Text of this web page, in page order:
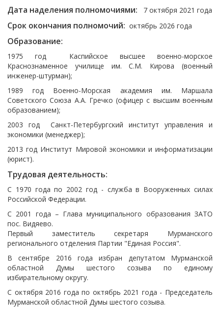
Дата наделения полномочиями: 7 октября 2021 года
Срок окончания полномочий: октябрь 2026 года
Образование:
1975 год Каспийское высшее военно-морское
Краснознаменное училище им. С.М. Кирова (военный
инженер-штурман);
1989 год Военно-Морская академия им. Маршала
Советского Союза А.А. Гречко (офицер с высшим военным
образованием);
2003 год Санкт-Петербургский институт управления и
экономики (менеджер);
2013 год Институт Мировой экономики и информатизации
(юрист).
Трудовая деятельность:
С 1970 года по 2002 год - служба в Вооруженных силах
Российской Федерации.
С 2001 года – Глава муниципального образования ЗАТО
пос. Видяево.
Первый заместитель секретаря Мурманского
регионального отделения Партии "Единая Россия".
В сентябре 2016 года избран депутатом Мурманской
областной Думы шестого созыва по единому
избирательному округу.
С октября 2016 года по октябрь 2021 года - Председатель
Мурманской областной Думы шестого созыва.